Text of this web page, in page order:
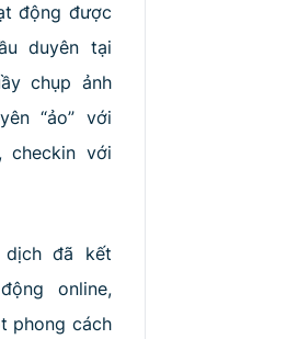
động được
duyên tại
chụp ảnh
“ảo” với
checkin với
dịch đã kết
online,
phong cách